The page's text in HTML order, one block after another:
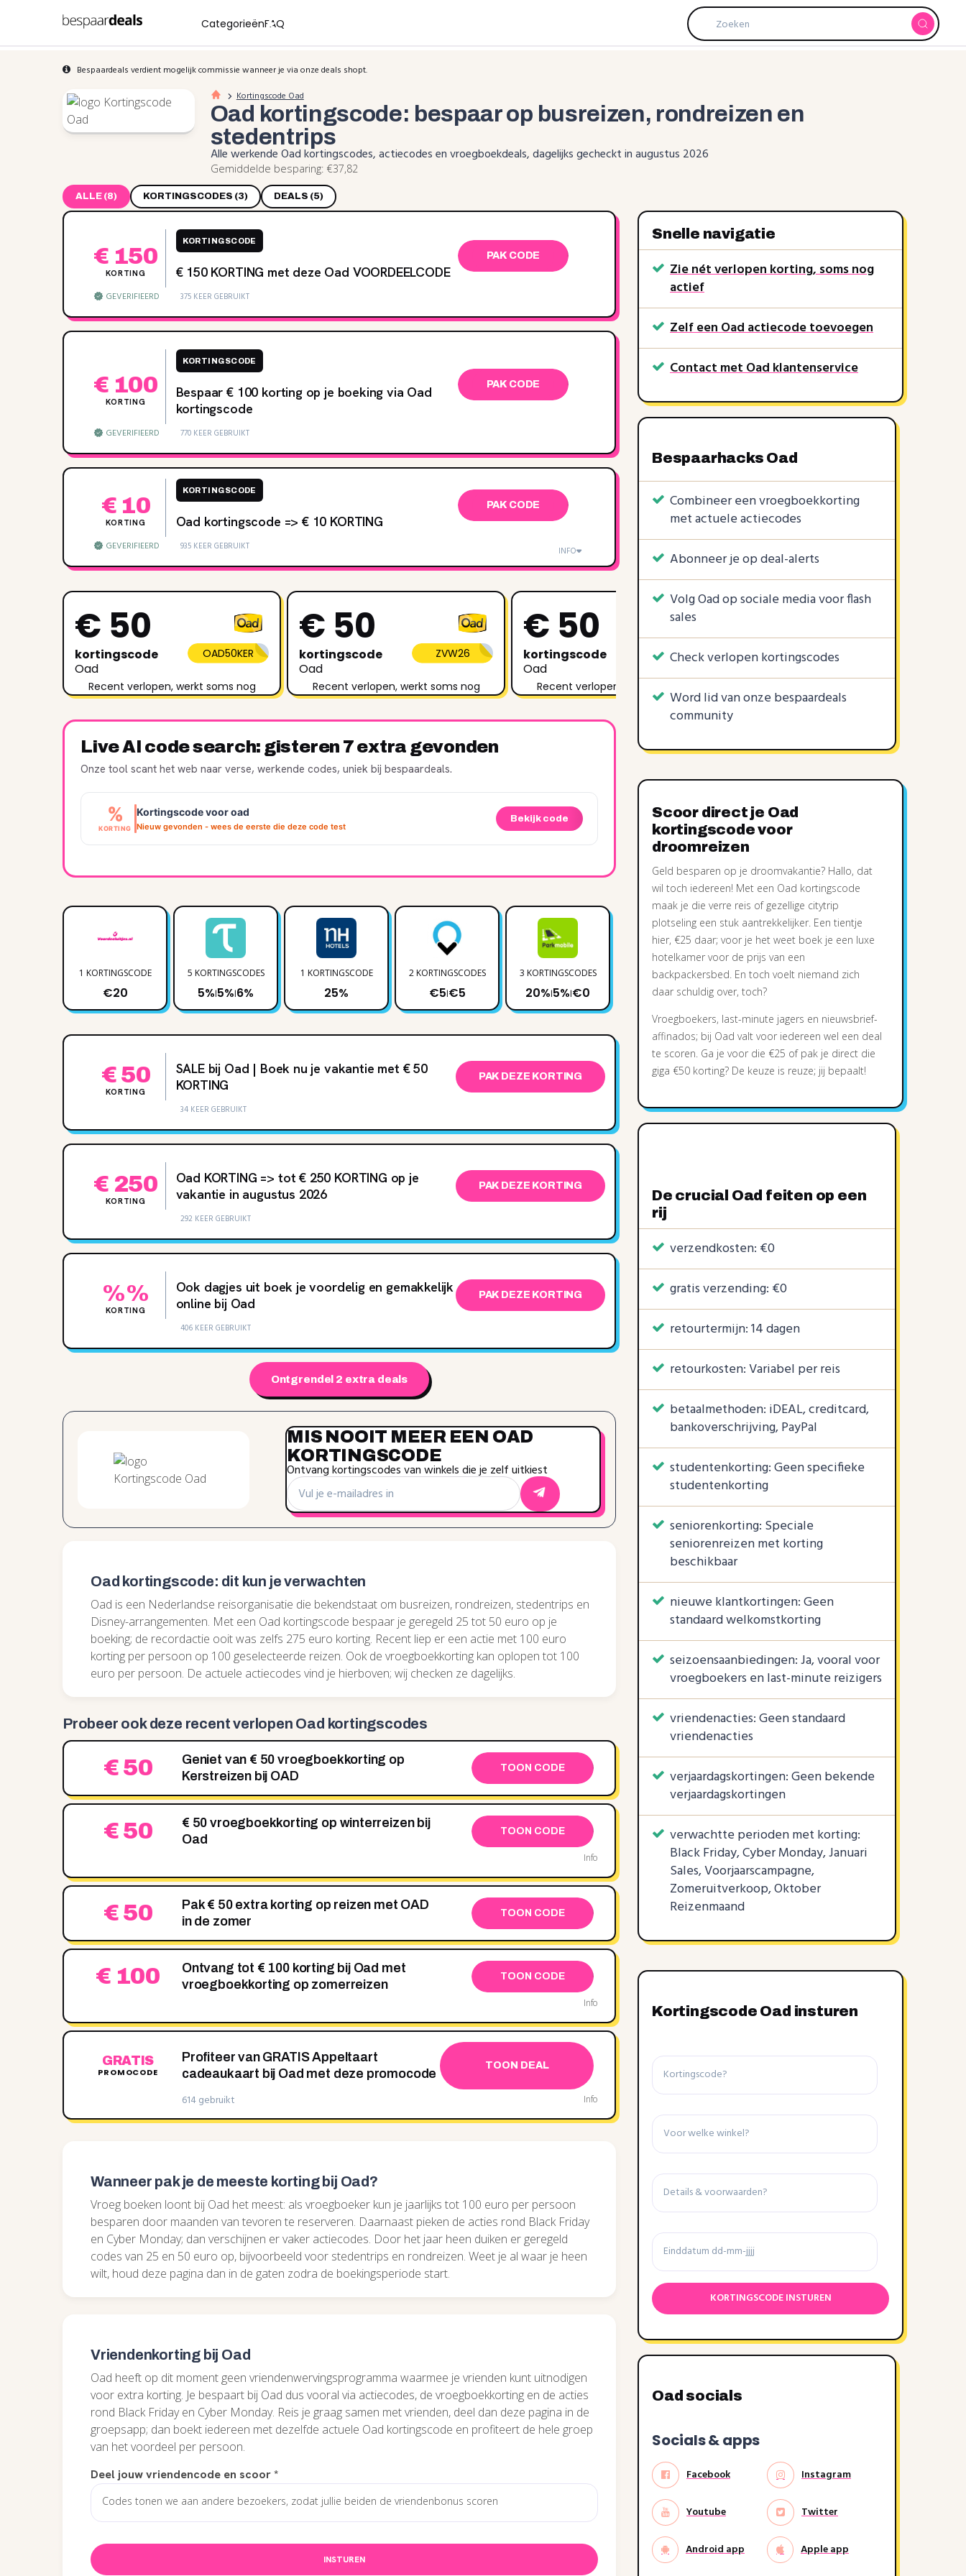
CategorieënFAQ
Bespaardeals verdient mogelijk commissie wanneer je via onze deals shopt.
Kortingscode Oad
Oad kortingscode: bespaar op busreizen, rondreizen en
stedentrips
Alle werkende Oad kortingscodes, actiecodes en vroegboekdeals, dagelijks gecheckt in augustus 2026
Gemiddelde besparing: €37,82
ALLE (8) KORTINGSCODES (3) DEALS (5)
€ 150
KORTING
KORTINGSCODE
€ 150 KORTING met deze Oad VOORDEELCODE
PAK CODE
GEVERIFIEERD 375 KEER GEBRUIKT
€ 100
KORTING
KORTINGSCODE
Bespaar € 100 korting op je boeking via Oad
kortingscode
PAK CODE
GEVERIFIEERD 770 KEER GEBRUIKT
€ 10
KORTING
KORTINGSCODE
Oad kortingscode => € 10 KORTING
PAK CODE
GEVERIFIEERD 935 KEER GEBRUIKT INFO
€ 50
kortingscode
Oad
OAD50KER
Recent verlopen, werkt soms nog
€ 50
kortingscode
Oad
ZVW26
Recent verlopen, werkt soms nog
€ 50
kortingscode
Oad
OAD50WIN
Recent verlopen, werkt soms nog
€ 100
kortingscode
Live AI code search: gisteren 7 extra gevonden
Onze tool scant het web naar verse, werkende codes, uniek bij bespaardeals.
%
KORTING
Kortingscode voor oad
Nieuw gevonden - wees de eerste die deze code test
Bekijk code
1 KORTINGSCODE
€20
5 KORTINGSCODES
5%|5%|6%
1 KORTINGSCODE
25%
2 KORTINGSCODES
€5|€5
3 KORTINGSCODES
20%|5%|€0
1 KORTINGSCODE
5%
1 KORTINGSCODE 6 KORTINGSCODES
€ 50
KORTING
SALE bij Oad | Boek nu je vakantie met € 50
KORTING
PAK DEZE KORTING
34 KEER GEBRUIKT
€ 250
KORTING
Oad KORTING => tot € 250 KORTING op je
vakantie in augustus 2026
PAK DEZE KORTING
292 KEER GEBRUIKT
%%
KORTING
Ook dagjes uit boek je voordelig en gemakkelijk
online bij Oad
PAK DEZE KORTING
406 KEER GEBRUIKT
Ontgrendel 2 extra deals
MIS NOOIT MEER EEN OAD
KORTINGSCODE
Ontvang kortingscodes van winkels die je zelf uitkiest
Oad kortingscode: dit kun je verwachten
Oad is een Nederlandse reisorganisatie die bekendstaat om busreizen, rondreizen, stedentrips en
Disney-arrangementen. Met een Oad kortingscode bespaar je geregeld 25 tot 50 euro op je
boeking; de recordactie ooit was zelfs 275 euro korting. Recent liep er een actie met 100 euro
korting per persoon op 100 geselecteerde reizen. Ook de vroegboekkorting kan oplopen tot 100
euro per persoon. De actuele actiecodes vind je hierboven; wij checken ze dagelijks.
Probeer ook deze recentverlopen Oad kortingscodes
€ 50
Geniet van € 50 vroegboekkorting op
Kerstreizen bij OAD
TOON CODE
€ 50
€ 50 vroegboekkorting op winterreizen bij
Oad
TOON CODE
Info
€ 50
Pak € 50 extra korting op reizen met OAD
in de zomer
TOON CODE
€ 100
Ontvang tot € 100 korting bij Oad met
vroegboekkorting op zomerreizen
TOON CODE
Info
GRATIS
PROMOCODE
Profiteer van GRATIS Appeltaart
cadeaukaart bij Oad met deze promocode
TOON DEAL
614 gebruikt Info
Wanneer pak je de meeste korting bij Oad?
Vroeg boeken loont bij Oad het meest: als vroegboeker kun je jaarlijks tot 100 euro per persoon
besparen door maanden van tevoren te reserveren. Daarnaast pieken de acties rond Black Friday
en Cyber Monday; dan verschijnen er vaker actiecodes. Door het jaar heen duiken er geregeld
codes van 25 en 50 euro op, bijvoorbeeld voor stedentrips en rondreizen. Weet je al waar je heen
wilt, houd deze pagina dan in de gaten zodra de boekingsperiode start.
Vriendenkorting bij Oad
Oad heeft op dit moment geen vriendenwervingsprogramma waarmee je vrienden kunt uitnodigen
voor extra korting. Je bespaart bij Oad dus vooral via actiecodes, de vroegboekkorting en de acties
rond Black Friday en Cyber Monday. Reis je graag samen met vrienden, deel dan deze pagina in de
groepsapp; dan boekt iedereen met dezelfde actuele Oad kortingscode en profiteert de hele groep
van het voordeel per persoon.
Deel jouw vriendencode en scoor*
INSTUREN
Snelle navigatie
Zie nét verlopen korting, soms nog
actief
Zelf een Oad actiecode toevoegen
Contact met Oad klantenservice
Bespaarhacks Oad
Combineer een vroegboekkorting
met actuele actiecodes
Abonneer je op deal-alerts
Volg Oad op sociale media voor flash
sales
Check verlopen kortingscodes
Word lid van onze bespaardeals
community
Scoor direct je Oad
kortingscode voor
droomreizen
Geld besparen op je droomvakantie? Hallo, dat
wil toch iedereen! Met een Oad kortingscode
maak je die verre reis of gezellige citytrip
plotseling een stuk aantrekkelijker. Een tientje
hier, €25 daar; voor je het weet boek je een luxe
hotelkamer voor de prijs van een
backpackersbed. En toch voelt niemand zich
daar schuldig over, toch?
Vroegboekers, last-minute jagers en nieuwsbrief-
affinados; bij Oad valt voor iedereen wel een deal
te scoren. Ga je voor die €25 of pak je direct die
giga €50 korting? De keuze is reuze; jij bepaalt!
De crucial Oad feiten op een
rij
verzendkosten: €0
gratis verzending: €0
retourtermijn: 14 dagen
retourkosten: Variabel per reis
betaalmethoden: iDEAL, creditcard,
bankoverschrijving, PayPal
studentenkorting: Geen specifieke
studentenkorting
seniorenkorting: Speciale
seniorenreizen met korting
beschikbaar
nieuwe klantkortingen: Geen
standaard welkomstkorting
seizoensaanbiedingen: Ja, vooral voor
vroegboekers en last-minute reizigers
vriendenacties: Geen standaard
vriendenacties
verjaardagskortingen: Geen bekende
verjaardagskortingen
verwachtte perioden met korting:
Black Friday, Cyber Monday, Januari
Sales, Voorjaarscampagne,
Zomeruitverkoop, Oktober
Reizenmaand
Kortingscode Oad insturen
Kortingscode
Winkel
Details
voorwaarden
Einddatum
Oad socials
Socials & apps
Facebook Instagram
Youtube Twitter
Android app Apple app